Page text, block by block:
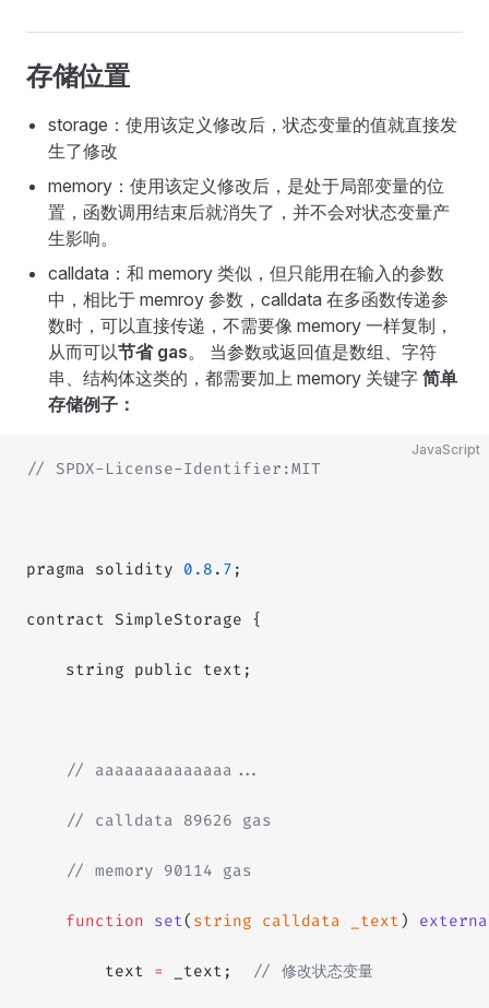
存储位置
storage：使用该定义修改后，状态变量的值就直接发
生了修改
memory：使用该定义修改后，是处于局部变量的位
置，函数调用结束后就消失了，并不会对状态变量产
生影响。
calldata：和 memory 类似，但只能用在输入的参数
中，相比于 memroy 参数，calldata 在多函数传递参
数时，可以直接传递，不需要像 memory 一样复制，
从而可以节省 gas。 当参数或返回值是数组、字符
串、结构体这类的，都需要加上 memory 关键字 简单
存储例子：
JavaScript
// SPDX-License-Identifier:MIT
pragma solidity 0.8 . 7 ;
contract SimpleStorage {
string public text;
// aaaaaaaaaaaaaa...
// calldata 89626 gas
// memory 90114 gas
function set( string calldata _text )
text = _text; // 修改状态变量